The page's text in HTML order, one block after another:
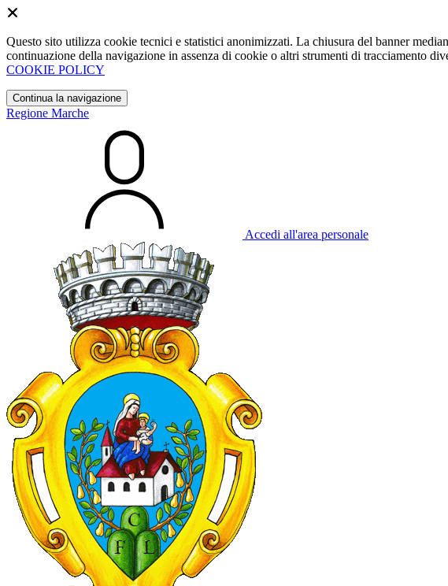
Questo sito utilizza cookie tecnici e statistici anonimizzati. La chiusura del banner
continuazione della navigazione in assenza di cookie o altri strumenti di tracciamento
COOKIE POLICY
Continua la navigazione
Regione Marche
Accedi all'area personale